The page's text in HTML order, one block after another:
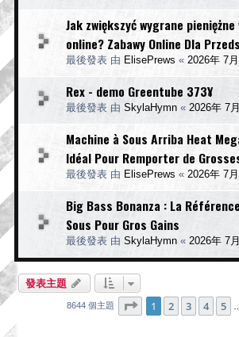
Jak zwiększyć wygrane
online? Zabawy Online Dla
最後發表 由 ElisePrews « 2026年 7
Rex - demo Greentube 373¥
最後發表 由 SkylaHymn « 2026年 7
Machine à Sous Arriba Heat
Idéal Pour Remporter de
最後發表 由 ElisePrews « 2026年 7
Big Bass Bonanza : La
Sous Pour Gros Gains
最後發表 由 SkylaHymn « 2026年 7
發表主題
8644 個主題 1 頁 (共346頁)
1 2 3 4 5